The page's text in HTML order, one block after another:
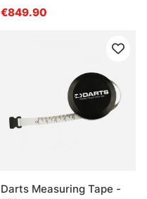
€849.90
Darts Measuring Tape -